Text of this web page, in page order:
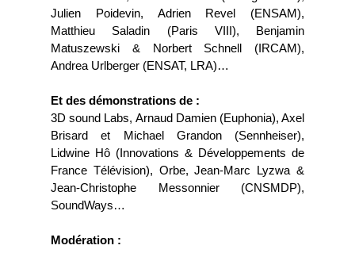
Julien Poidevin, Adrien Revel (ENSAM),
Matthieu Saladin (Paris VIII), Benjamin
Matuszewski & Norbert Schnell (IRCAM),
Andrea Urlberger (ENSAT, LRA)…
Et des démonstrations de :
3D sound Labs, Arnaud Damien (Euphonia), Axel
Brisard et Michael Grandon (Sennheiser),
Lidwine Hô (Innovations & Développements de
France Télévision), Orbe, Jean-Marc Lyzwa &
Jean-Christophe Messonnier (CNSMDP),
SoundWays…
Modération :